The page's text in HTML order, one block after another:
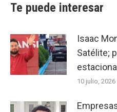
Te puede interesar
Isaac
Satélite;
10 julio, 2026